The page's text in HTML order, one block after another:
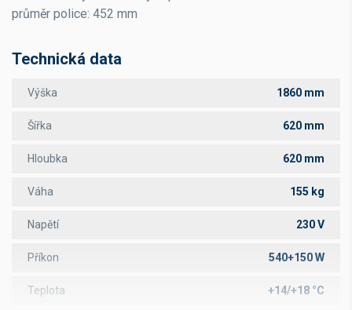
průměr police: 452 mm
Technická data
Výška 1860 mm
Šířka 620 mm
Hloubka 620 mm
Váha 155 kg
Napětí 230 V
Příkon 540+150 W
Teplota +14/+18 °C